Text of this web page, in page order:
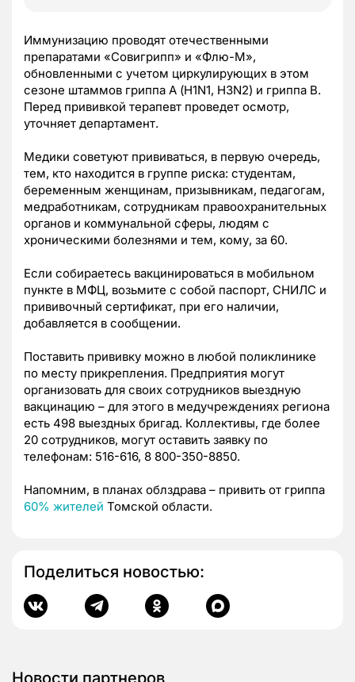
Иммунизацию проводят отечественными
препаратами «Совигрипп» и «Флю-М»,
обновленными с учетом циркулирующих в этом
сезоне штаммов гриппа А (H1N1, H3N2) и гриппа B.
Перед прививкой терапевт проведет осмотр,
уточняет департамент.
Медики советуют прививаться, в первую очередь,
тем, кто находится в группе риска: студентам,
беременным женщинам, призывникам, педагогам,
медработникам, сотрудникам правоохранительных
органов и коммунальной сферы, людям с
хроническими болезнями и тем, кому, за 60.
Если собираетесь вакцинироваться в мобильном
пункте в МФЦ, возьмите с собой паспорт, СНИЛС и
прививочный сертификат, при его наличии,
добавляется в сообщении.
Поставить прививку можно в любой поликлинике
по месту прикрепления. Предприятия могут
организовать для своих сотрудников выездную
вакцинацию – для этого в медучреждениях региона
есть 498 выездных бригад. Коллективы, где более
20 сотрудников, могут оставить заявку по
телефонам: 516-616, 8 800-350-8850.
Напомним, в планах облздрава – привить от гриппа
60% жителей Томской области.
Поделиться новостью:
Новости партнеров